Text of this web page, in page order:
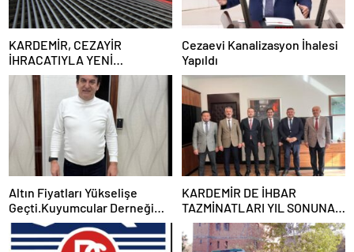
KARDEMİR, CEZAYİR
İHRACATIYLA YENİ
PAZARLARA AÇILMAYA
DEVAM EDİYOR
Cezaevi Kanalizasyon İhalesi
Yapıldı
Altın Fiyatları Yükselişe
Geçti.Kuyumcular Derneği
Başkanı İlhan Ündar Altın
Fiyatlarıyla İlgili Çarpıcı
KARDEMİR DE İHBAR
TAZMİNATLARI YIL SONUNA
KADAR ÖDENECEK